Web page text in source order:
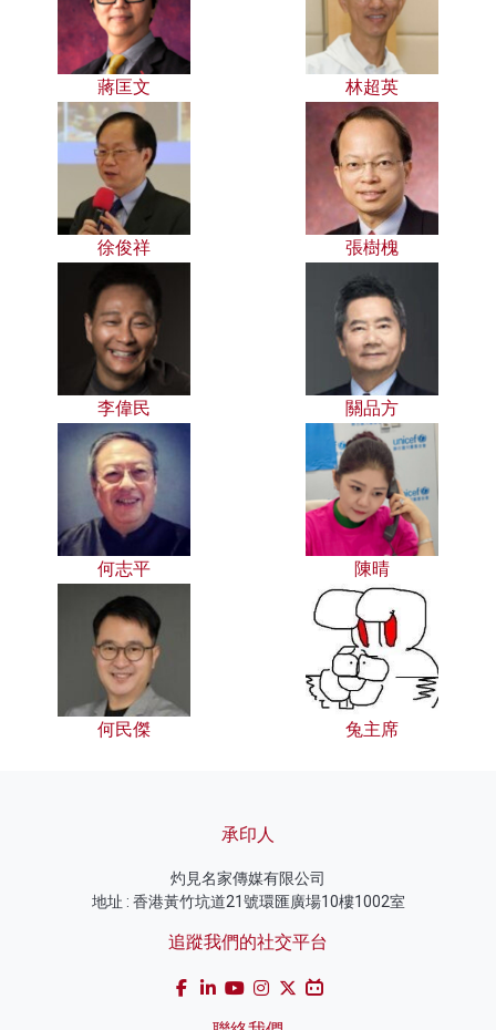
蔣匡文 林超英
徐俊祥 張樹槐
李偉民 關品方
何志平 陳晴
何民傑 兔主席
承印人
灼見名家傳媒有限公司
地址 : 香港黃竹坑道21號環匯廣場10樓1002室
追蹤我們的社交平台